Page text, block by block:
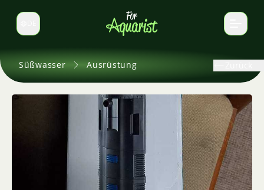
Sprache wechseln
Süßwasser Ausrüstung